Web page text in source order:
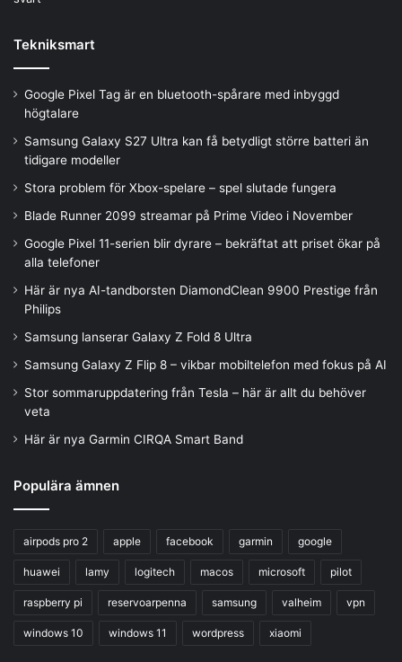
Tekniksmart
Google Pixel Tag är en bluetooth-spårare med inbyggd
högtalare
Samsung Galaxy S27 Ultra kan få betydligt större batteri än
tidigare modeller
Stora problem för Xbox-spelare – spel slutade fungera
Blade Runner 2099 streamar på Prime Video i November
Google Pixel 11-serien blir dyrare – bekräftat att priset ökar på
alla telefoner
Här är nya AI-tandborsten DiamondClean 9900 Prestige från
Philips
Samsung lanserar Galaxy Z Fold 8 Ultra
Samsung Galaxy Z Flip 8 – vikbar mobiltelefon med fokus på AI
Stor sommaruppdatering från Tesla – här är allt du behöver
veta
Här är nya Garmin CIRQA Smart Band
Populära ämnen
airpods pro 2 apple facebook garmin google
huawei lamy logitech macos microsoft pilot
raspberry pi reservoarpenna samsung valheim vpn
windows 10 windows 11 wordpress xiaomi